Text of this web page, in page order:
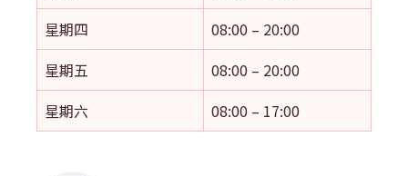
星期四
08:00 – 20:00
星期五
08:00 – 20:00
星期六
08:00 – 17:00